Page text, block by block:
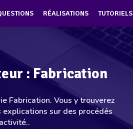
RÉALISATIONS TUTORIELS
: Fabrication
Fabrication. Vous y trouverez
sur des procédés